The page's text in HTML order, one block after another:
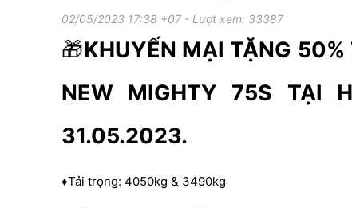
02/05/2023 17:38 +07 - Lượt xem: 33387
🎁KHUYẾN MẠI TẶNG
NEW MIGHTY 75S TẠI
31.05.2023.
♦️Tải trọng: 4050kg & 3490kg